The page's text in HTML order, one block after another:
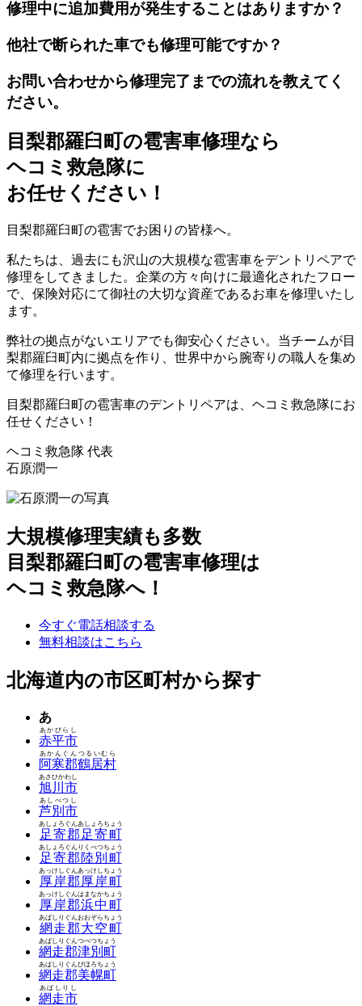
修理中に追加費用が発生することはありますか？
他社で断られた車でも修理可能ですか？
お問い合わせから修理完了までの流れを教えてく
ださい。
目梨郡羅臼町の雹害車修理なら
ヘコミ救急隊に
お任せください！
目梨郡羅臼町の雹害でお困りの皆様へ。
私たちは、過去にも沢山の大規模な雹害車をデントリペアで
修理をしてきました。企業の方々向けに最適化されたフロー
で、保険対応にて御社の大切な資産であるお車を修理いたし
ます。
弊社の拠点がないエリアでも御安心ください。当チームが目
梨郡羅臼町内に拠点を作り、世界中から腕寄りの職人を集め
て修理を行います。
目梨郡羅臼町の雹害車のデントリペアは、ヘコミ救急隊にお
任せください！
ヘコミ救急隊 代表
石原潤一
大規模修理実績も多数
目梨郡羅臼町の雹害車修理は
ヘコミ救急隊へ！
今すぐ電話相談する
無料相談はこちら
北海道内の市区町村から探す
あ
赤平市
あかびらし
阿寒郡鶴居村
あかんぐんつるいむら
旭川市
あさひかわし
芦別市
あしべつし
足寄郡足寄町
あしょろぐんあしょろちょう
足寄郡陸別町
あしょろぐんりくべつちょう
厚岸郡厚岸町
あっけしぐんあっけしちょう
厚岸郡浜中町
あっけしぐんはまなかちょう
網走郡大空町
あばしりぐんおおぞらちょう
網走郡津別町
あばしりぐんつべつちょう
網走郡美幌町
あばしりぐんびほろちょう
網走市
あばしりし